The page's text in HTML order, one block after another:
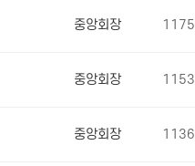
중앙회장 1175
중앙회장 1153
중앙회장 1136